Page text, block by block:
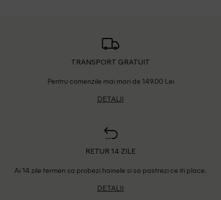
TRANSPORT GRATUIT
Pentru comenzile mai mari de 149.00 Lei
DETALII
RETUR 14 ZILE
Ai 14 zile termen sa probezi hainele si sa pastrezi ce iti place.
DETALII